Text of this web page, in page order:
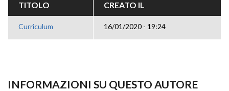
TITOLO CREATO IL
Curriculum 16/01/2020 - 19:24
INFORMAZIONI SU QUESTO AUTORE